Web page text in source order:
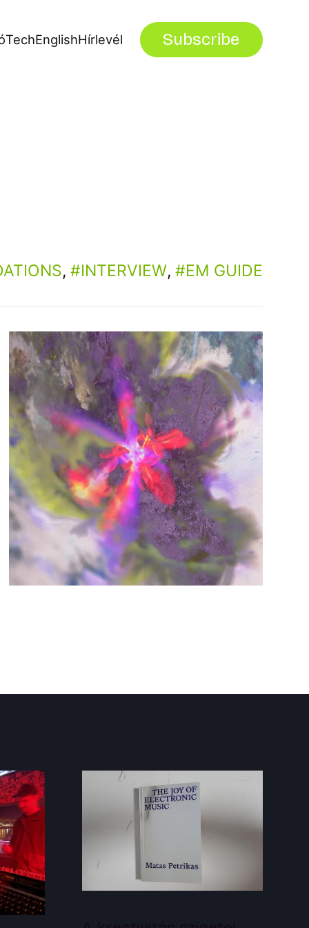
TechEnglishHírlevél Subscribe
, INTERVIEW, EM GUIDE